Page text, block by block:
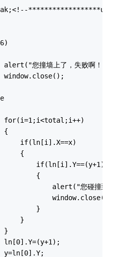
break;<!--
					alert("您撞墙上了，失败啊！");
					window.close();
					for(i=1;i<total;i++)
					{
						if(ln[i].X==x)
						{
							if(ln[i].Y==(y+1))
							{
alert("您碰
								window.close();
							}
						}
					}
					ln[0].Y=(y+1);
					y=ln[0].Y;